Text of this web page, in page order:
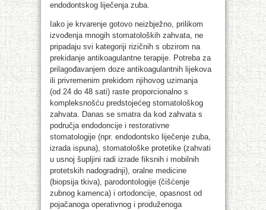
endodontskog liječenja zuba.
Iako je krvarenje gotovo neizbježno, prilikom
izvođenja mnogih stomatoloških zahvata, ne
pripadaju svi kategoriji rizičnih s obzirom na
prekidanje antikoagulantne terapije. Potreba za
prilagođavanjem doze antikoagulantnih lijekova
ili privremenim prekidom njihovog uzimanja
(od 24 do 48 sati) raste proporcionalno s
kompleksnošću predstojećeg stomatološkog
zahvata. Danas se smatra da kod zahvata s
područja endodoncije i restorativne
stomatologije (npr. endodontsko liječenje zuba,
izrada ispuna), stomatološke protetike (zahvati
u usnoj šupljini radi izrade fiksnih i mobilnih
protetskih nadogradnji), oralne medicine
(biopsija tkiva), parodontologije (čišćenje
zubnog kamenca) i ortodoncije, opasnost od
pojačanoga operativnog i produženoga